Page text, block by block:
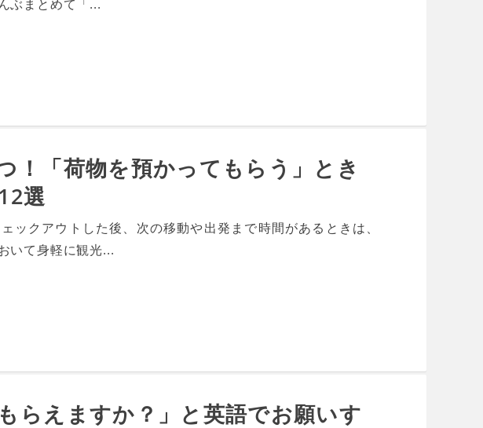
ぶまとめて「...
！「荷物を預かってもらう」とき
選
ックアウトした後、次の移動や出発まで時間があるときは、
いて身軽に観光...
らえますか？」と英語でお願いす